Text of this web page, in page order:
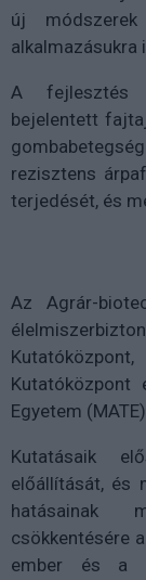
új módszerek
alkalmazásukra
A fejlesztés
bejelentett
rezisztens
terjedését, és
Az Agrár-
Kutatóközpont
Egyetem
Kutatásaik
előállítását, és
hatásainak
csökkentésére
ember és a